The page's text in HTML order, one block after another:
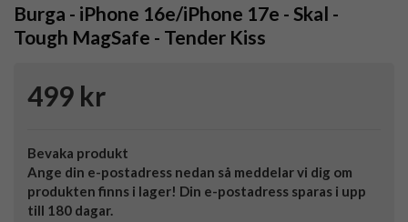
Burga - iPhone 16e/iPhone 17e - Skal -
Tough MagSafe - Tender Kiss
499 kr
Bevaka produkt
Ange din e-postadress nedan så meddelar vi dig om
produkten finns i lager! Din e-postadress sparas i upp
till 180 dagar.